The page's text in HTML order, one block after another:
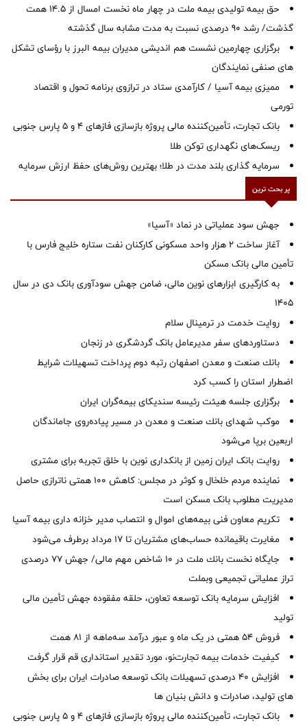
حق بیمه تولیدی بیمه ملت در چهار ماه نخست امسال از 14.5 همت
گذشت/ رشد 90 درصدی نسبت به مدت مشابه سال گذشته
برگزاری چهارمین نشست هم اندیشی مدیران بیمه البرز با رؤسای تشکل
های صنفی نمایندگان
ممیزی بیمه آسیا / کارآمدی ستاد در ترازوی برنامه تحول و اقتصاد
تورمی
بانک تجارت، تأمین‌کننده مالی پروژه بازسازی فازهای ۴ و ۵ پارس جنوبی
ریسک‌های نگهداری توکن طلا
سرمایه گذاری بلند مدت در طلا؛ بهترین روش‌های حفظ ارزش سرمایه
پر بحث ترین
جهش سود عملیاتی در نماد «آسیا»
آغاز ساخت ۲ هزار واحد مسکونی کارکنان نفت ستاره خلیج فارس با
تأمین مالی بانک مسکن
به کارگیری ابزارهای نوین مالی، ضامن جهش سودآوری بانک دی در سال
1405
روایت خدمت در ترمینال سلام
دستاوردهای سفر مدیرعامل بانک گردشگری در زنجان
بانك صنعت و معدن اصفهان رتبه دوم پرداخت تسهیلات شرایط
اضطرار استان را كسب كرد
برگزاری جلسه هیئت رئیسه سندیکای بیمه‌گران ایران
موكب شهدای بانك صنعت و معدن در مسیر پیاده‌روی جاماندگان
اربعین برپا می‌شود
روایت بانک ایران زمین از بانکداری نوین با خلق تجربه برای مشتری
نماینده مردم خلخال و کوثر در مجلس: کاهش ۱۰۰ همتی ناترازی حاصل
مدیریت مطلوب بانک مسکن است
تکریم معاون فنی بیمه‌های اموال و انتصاب مدیر خزانه داری بیمه آسیا
مغایرت‌ باقیمانده حساب‌های مشتریان تا ۱۷ مرداد برطرف می‌شود
جایگاه نخست بانك ملت در 10 شاخص مهم مالی/ جهش 77 درصدی
تراز عملیاتی تجمیعی وبملت
افزایش سرمایه بانک توسعه تعاون، حلقه مفقوده جهش تأمین مالی
تولید
فروش 54 همتی در یک ماه و عبور درآمد سه‌ماهه از 81 همت
کیفیت خدمات بیمه تجارت‌نو، مورد تقدیر استانداری قم قرار گرفت
افزایش 40 درصدی تسهیلات بانک توسعه صادرات ایران برای بخش
های تولید، صادرات و دانش بنیان ها
بانک تجارت، تأمین‌کننده مالی پروژه بازسازی فازهای ۴ و ۵ پارس جنوبی